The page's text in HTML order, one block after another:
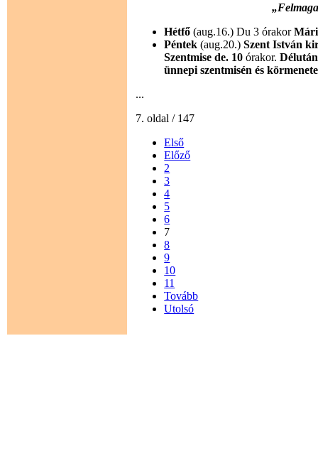
Hétfő (aug.16.) Du 3 órakor
Péntek (aug.20.)Szent István
Szentmise de. 10 órakor.
ünnepi szentmisén és
...
7. oldal / 147
Első
Előző
2
3
4
5
6
7
8
9
10
11
Tovább
Utolsó